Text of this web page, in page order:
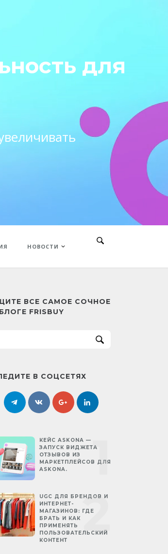
для
НОВОСТИ
ВСЕ САМОЕ СОЧНОЕ
FRISBUY
В СОЦСЕТЯХ
КЕЙС ASKONA —
ЗАПУСК ВИДЖЕТА
ОТЗЫВОВ ИЗ
МАРКЕТПЛЕЙСОВ ДЛЯ
ASKONA.
UGC ДЛЯ БРЕНДОВ И
ИНТЕРНЕТ-
МАГАЗИНОВ: ГДЕ
БРАТЬ И КАК
ПРИМЕНЯТЬ
ПОЛЬЗОВАТЕЛЬСКИЙ
КОНТЕНТ